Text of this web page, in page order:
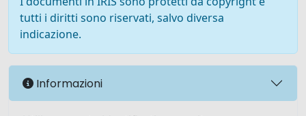
tutti i diritti sono riservati, salvo diversa
indicazione.
Informazioni